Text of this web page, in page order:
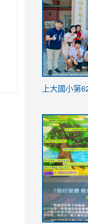
link
usp=sharing
上大國小第
to
https://
usp=sharing
to
https://